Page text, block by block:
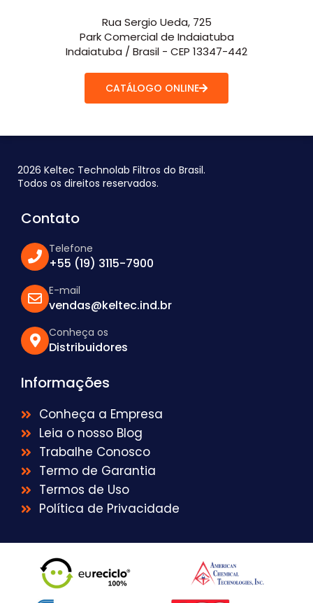
Rua Sergio Ueda, 725
Park Comercial de Indaiatuba
Indaiatuba / Brasil - CEP 13347-442
CATÁLOGO ONLINE
2026 Keltec Technolab Filtros do Brasil.
Todos os direitos reservados.
Contato
Telefone
+55 (19) 3115-7900
E-mail
vendas@keltec.ind.br
Conheça os
Distribuidores
Informações
Conheça a Empresa
Leia o nosso Blog
Trabalhe Conosco
Termo de Garantia
Termos de Uso
Política de Privacidade